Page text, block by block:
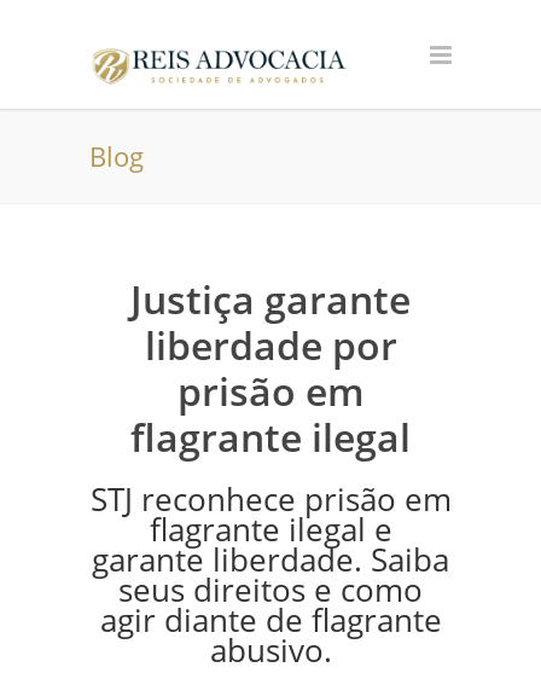
Blog
Justiça garante
liberdade por
prisão em
flagrante ilegal
STJ reconhece prisão em
flagrante ilegal e
garante liberdade. Saiba
seus direitos e como
agir diante de flagrante
abusivo.